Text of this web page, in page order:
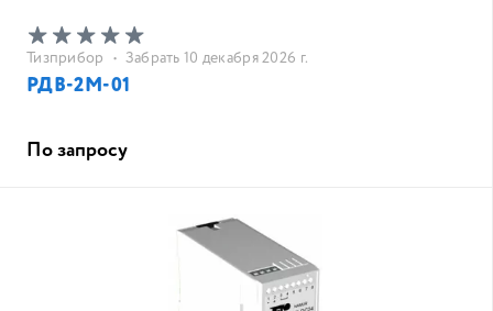
Тизприбор • Забрать 10 декабря 2026 г.
РДВ-2М-01
По запросу